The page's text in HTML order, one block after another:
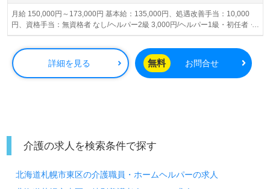
月給 150,000円～173,000円 基本給：135,000円、処遇改善手当：10,000
円、資格手当：無資格者 なし/ヘルパー2級 3,000円/ヘルパー1級・初任者・
実務者 5,000円、人事考課による処遇改善手当：上限23,000円（4月と5月は
詳細を見る 無料 お問合せ
介護の求人を検索条件で探す
北海道札幌市東区の介護職員・ホームヘルパーの求人